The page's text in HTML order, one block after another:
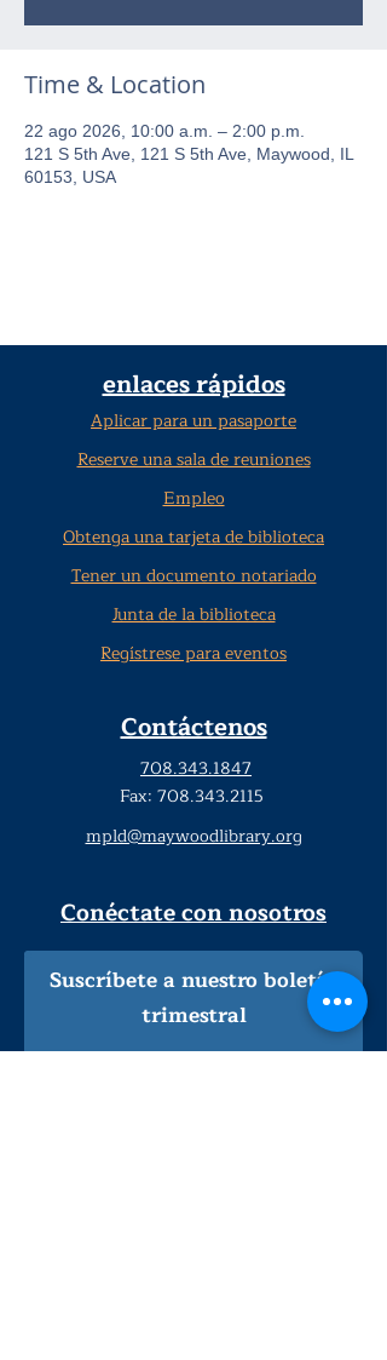
Time & Location
22 ago 2026, 10:00 a.m. – 2:00 p.m.
121 S 5th Ave, 121 S 5th Ave, Maywood, IL
60153, USA
enlaces rápidos
Aplicar para un pasaporte
Reserve una sala de reuniones
Empleo
Obtenga una tarjeta de biblioteca
Tener un documento notariado
Junta de la biblioteca
Regístrese para eventos
Contáctenos
708.343.1847
Fax: 708.343.2115
mpld@maywoodlibrary.org
Conéctate con nosotros
Suscríbete a nuestro boletín
trimestral